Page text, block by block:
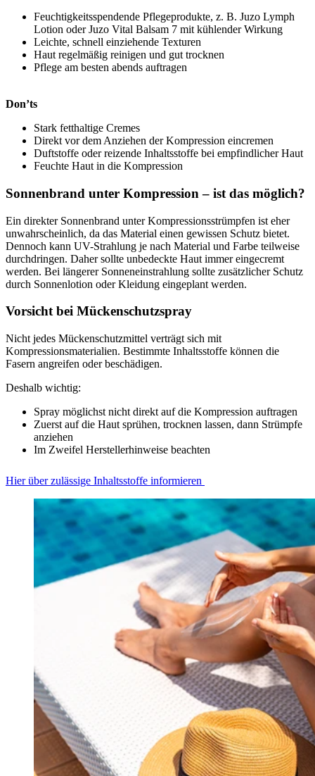
Feuchtigkeitsspendende Pflegeprodukte, z. B. Juzo Lymph
Lotion oder Juzo Vital Balsam 7 mit kühlender Wirkung
Leichte, schnell einziehende Texturen
Haut regelmäßig reinigen und gut trocknen
Pflege am besten abends auftragen
Don’ts
Stark fetthaltige Cremes
Direkt vor dem Anziehen der Kompression eincremen
Duftstoffe oder reizende Inhaltsstoffe bei empfindlicher Haut
Feuchte Haut in die Kompression
Sonnenbrand unter Kompression – ist das möglich?
Ein direkter Sonnenbrand unter Kompressionsstrümpfen ist eher
unwahrscheinlich, da das Material einen gewissen Schutz bietet.
Dennoch kann UV-Strahlung je nach Material und Farbe teilweise
durchdringen. Daher sollte unbedeckte Haut immer eingecremt
werden. Bei längerer Sonneneinstrahlung sollte zusätzlicher Schutz
durch Sonnenlotion oder Kleidung eingeplant werden.
Vorsicht bei Mückenschutzspray
Nicht jedes Mückenschutzmittel verträgt sich mit
Kompressionsmaterialien. Bestimmte Inhaltsstoffe können die
Fasern angreifen oder beschädigen.
Deshalb wichtig:
Spray möglichst nicht direkt auf die Kompression auftragen
Zuerst auf die Haut sprühen, trocknen lassen, dann Strümpfe
anziehen
Im Zweifel Herstellerhinweise beachten
Hier über zulässige Inhaltsstoffe informieren